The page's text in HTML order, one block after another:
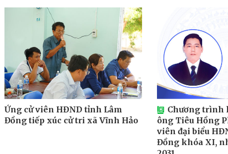
Ứng cử viên HĐND tỉnh Lâm
Đồng tiếp xúc cử tri xã Vĩnh Hảo
Chương trình
ông Tiêu Hồng
viên đại biểu
Đồng khóa XI,